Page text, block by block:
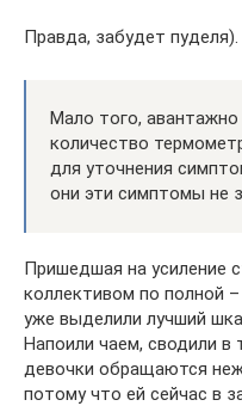
Правда, забудет пуделя).
Мало того,
количество
для уточнения
они эти симптомы не
Пришедшая на усиление
коллективом по полной
уже выделили лучший
Напоили чаем, сводили в
девочки обращаются
потому что ей сейчас в